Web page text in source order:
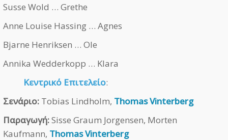
Susse Wold … Grethe
Anne Louise Hassing … Agnes
Bjarne Henriksen … Ole
Annika Wedderkopp … Klara
Κεντρικό Επιτελείο:
Σενάριο: Tobias Lindholm, Thomas Vinterberg
Παραγωγή:Sisse Graum Jorgensen, Morten
Kaufmann, Thomas Vinterberg